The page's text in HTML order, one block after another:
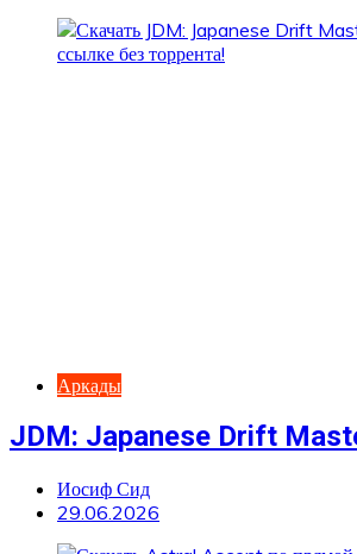
Аркады
JDM: Japanese Drift
Иосиф Сид
29.06.2026